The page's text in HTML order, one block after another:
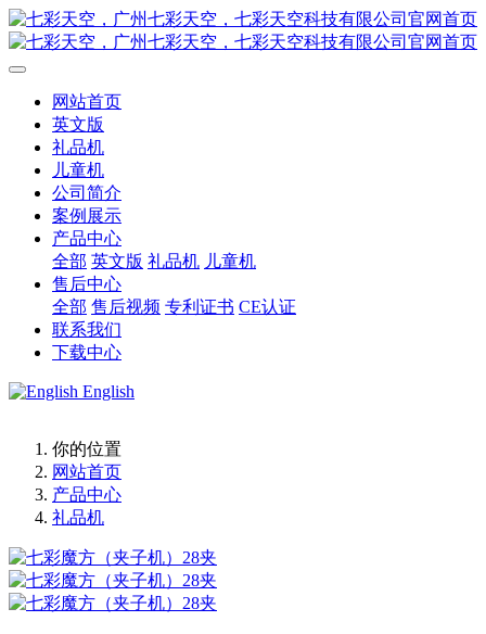
网站首页
英文版
礼品机
儿童机
公司简介
案例展示
产品中心
全部 英文版 礼品机 儿童机
售后中心
全部 售后视频 专利证书 CE认证
联系我们
下载中心
English
你的位置
网站首页
产品中心
礼品机